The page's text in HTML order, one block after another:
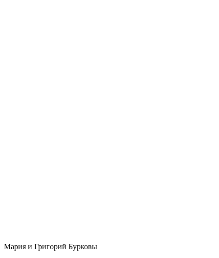
Мария и Григорий Бурковы